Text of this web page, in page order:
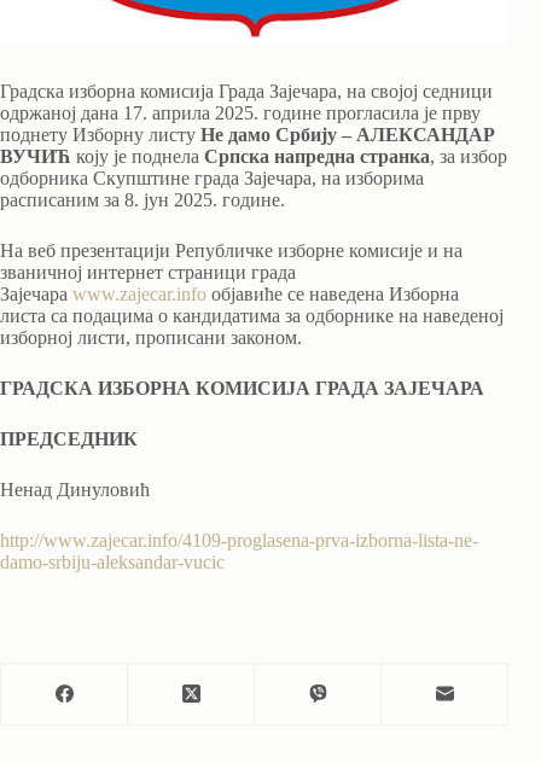
Градска изборна комисија Града Зајечара, на својој седници
одржаној дана 17. априла 2025. године прогласила је прву
поднету Изборну листу Не дамо Србију – АЛЕКСАНДАР
ВУЧИЋ коју је поднела Српска напредна странка, за избор
одборника Скупштине града Зајечара, на изборима
расписаним за 8. јун 2025. године.
На веб презентацији Републичке изборне комисије и на
званичној интернет страници града
Зајечара www.zajecar.info објавиће се наведена Изборна
листа са подацима о кандидатима за одборнике на наведеној
изборној листи, прописани законом.
ГРАДСКА ИЗБОРНА КОМИСИЈА ГРАДА ЗАЈЕЧАРА
ПРЕДСЕДНИК
Ненад Динуловић
http://www.zajecar.info/4109-proglasena-prva-izborna-lista-ne-
damo-srbiju-aleksandar-vucic